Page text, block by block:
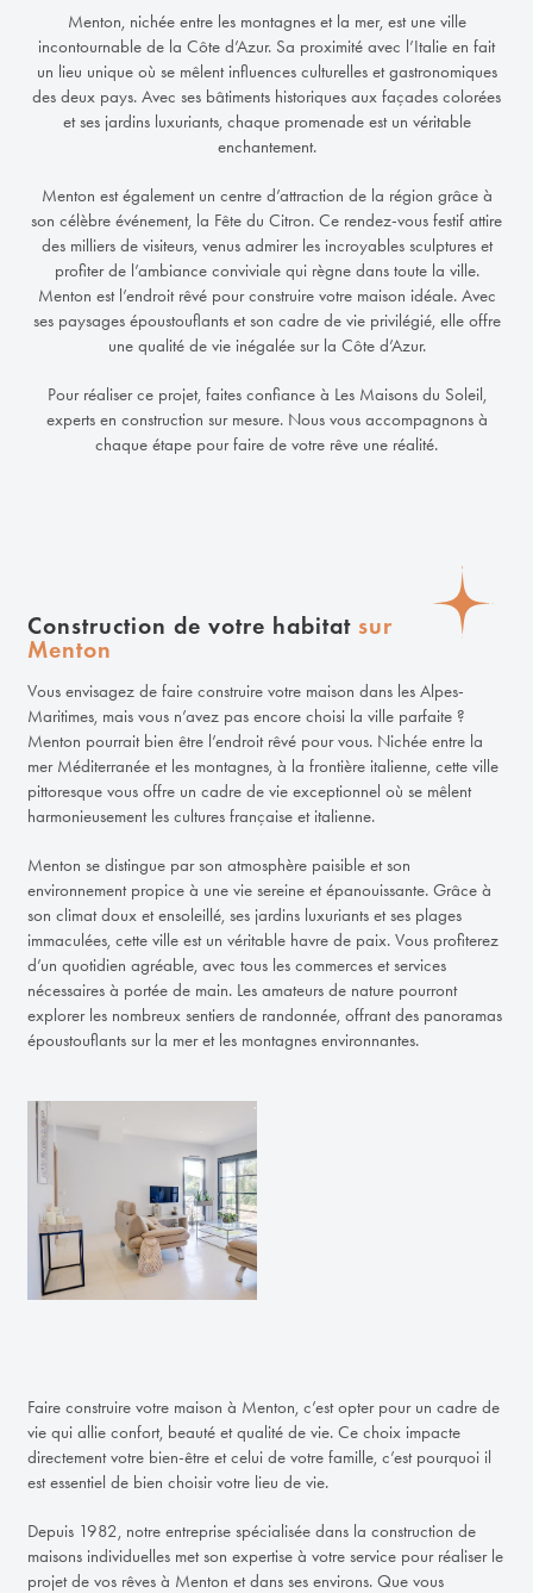
Menton, nichée entre les montagnes et la mer, est une ville
incontournable de la Côte d’Azur. Sa proximité avec l’Italie en fait
un lieu unique où se mêlent influences culturelles et gastronomiques
des deux pays. Avec ses bâtiments historiques aux façades colorées
et ses jardins luxuriants, chaque promenade est un véritable
enchantement.
Menton est également un centre d’attraction de la région grâce à
son célèbre événement, la Fête du Citron. Ce rendez-vous festif attire
des milliers de visiteurs, venus admirer les incroyables sculptures et
profiter de l’ambiance conviviale qui règne dans toute la ville.
Menton est l’endroit rêvé pour construire votre maison idéale. Avec
ses paysages époustouflants et son cadre de vie privilégié, elle offre
une qualité de vie inégalée sur la Côte d’Azur.
Pour réaliser ce projet, faites confiance à Les Maisons du Soleil,
experts en construction sur mesure. Nous vous accompagnons à
chaque étape pour faire de votre rêve une réalité.
Construction de votre habitatsur
Menton
Vous envisagez de faire construire votre maison dans les Alpes-
Maritimes, mais vous n’avez pas encore choisi la ville parfaite ?
Menton pourrait bien être l’endroit rêvé pour vous. Nichée entre la
mer Méditerranée et les montagnes, à la frontière italienne, cette ville
pittoresque vous offre un cadre de vie exceptionnel où se mêlent
harmonieusement les cultures française et italienne.
Menton se distingue par son atmosphère paisible et son
environnement propice à une vie sereine et épanouissante. Grâce à
son climat doux et ensoleillé, ses jardins luxuriants et ses plages
immaculées, cette ville est un véritable havre de paix. Vous profiterez
d’un quotidien agréable, avec tous les commerces et services
nécessaires à portée de main. Les amateurs de nature pourront
explorer les nombreux sentiers de randonnée, offrant des panoramas
époustouflants sur la mer et les montagnes environnantes.
Faire construire votre maison à Menton, c’est opter pour un cadre de
vie qui allie confort, beauté et qualité de vie. Ce choix impacte
directement votre bien-être et celui de votre famille, c’est pourquoi il
est essentiel de bien choisir votre lieu de vie.
Depuis 1982, notre entreprise spécialisée dans la construction de
maisons individuelles met son expertise à votre service pour réaliser le
projet de vos rêves à Menton et dans ses environs. Que vous